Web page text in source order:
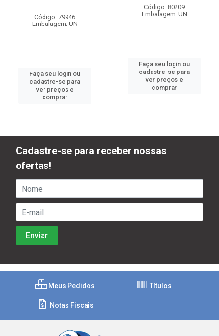
Código: 79946
Embalagem: UN
Faça seu login ou
cadastre-se para
ver preços e
comprar
Código: 80209
Embalagem: UN
Faça seu login ou
cadastre-se para
ver preços e
comprar
Cadastre-se para receber nossas
ofertas!
Meus Pedidos Títulos
Notas Fiscais